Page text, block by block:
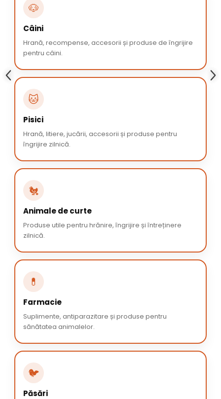
🐶
Câini
Hrană, recompense, accesorii și produse de îngrijire
pentru câini.
🐱
Pisici
Hrană, litiere, jucării, accesorii și produse pentru
îngrijire zilnică.
🐔
Animale de curte
Produse utile pentru hrănire, îngrijire și întreținere
zilnică.
💊
Farmacie
Suplimente, antiparazitare și produse pentru
sănătatea animalelor.
🐦
Păsări